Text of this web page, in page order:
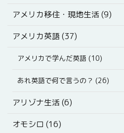
アメリカ移住・現地生活 (9)
アメリカ英語 (37)
アメリカで学んだ英語 (10)
あれ英語で何で言うの？ (26)
アリゾナ生活 (6)
オモシロ (16)